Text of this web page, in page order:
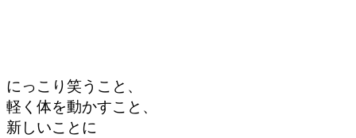
にっこり笑うこと、
軽く体を動かすこと、
新しいことに